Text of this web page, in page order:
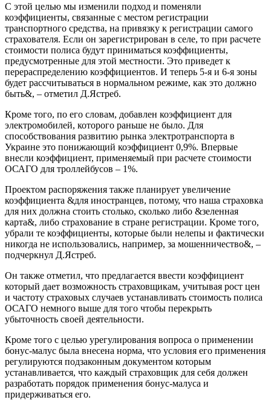
С этой целью мы изменили подход и поменяли
коэффициенты, связанные с местом регистрации
транспортного средства, на привязку к регистрации самого
страхователя. Если он зарегистрирован в селе, то при расчете
стоимости полиса будут приниматься коэффициенты,
предусмотренные для этой местности. Это приведет к
перераспределению коэффициентов. И теперь 5-я и 6-я зоны
будет рассчитываться в нормальном режиме, как это должно
быть&, – отметил Д.Ястреб.
Кроме того, по его словам, добавлен коэффициент для
электромобилей, которого раньше не было. Для
способствования развитию рынка электротранспорта в
Украине это понижающий коэффициент 0,9%. Впервые
внесли коэффициент, применяемый при расчете стоимости
ОСАГО для троллейбусов – 1%.
Проектом распоряжения также планирует увеличение
коэффициента &для иностранцев, потому, что наша страховка
для них должна стоить столько, сколько либо &зеленная
карта&, либо страхование в стране регистрации. Кроме того,
убрали те коэффициенты, которые были нелепы и фактически
никогда не использовались, например, за мошенничество&, –
подчеркнул Д.Ястреб.
Он также отметил, что предлагается ввести коэффициент
который дает возможность страховщикам, учитывая рост цен
и частоту страховых случаев устанавливать стоимость полиса
ОСАГО немного выше для того чтобы перекрыть
убыточность своей деятельности.
Кроме того с целью урегулирования вопроса о применении
бонус-малус была внесена норма, что условия его применения
регулируются подзаконным документом которым
устанавливается, что каждый страховщик для себя должен
разработать порядок применения бонус-малуса и
придерживаться его.